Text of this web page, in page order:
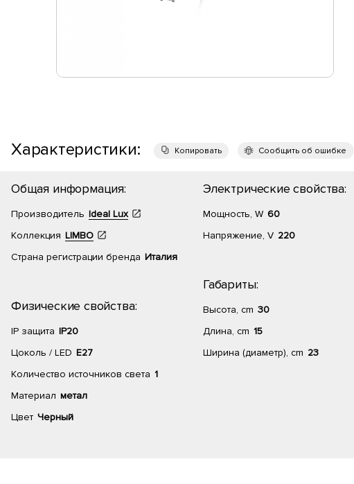
Характеристики: Копировать Сообщить об ошибке
Общая информация:
Производитель Ideal Lux
Коллекция LIMBO
Страна регистрации бренда Италия
Физические свойства:
IP защита IP20
Цоколь / LED E27
Количество источников света 1
Материал метал
Цвет Черный
Электрические свойства:
Мощность, W 60
Напряжение, V 220
Габариты:
Высота, cm 30
Длина, cm 15
Ширина (диаметр), cm 23